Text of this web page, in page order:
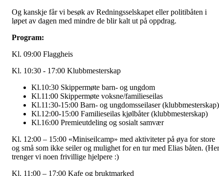
Og kanskje får vi besøk av Redningsselskapet eller politibåten i
løpet av dagen med mindre de blir kalt ut på oppdrag.
Program:
Kl. 09:00 Flaggheis
Kl. 10:30 - 17:00 Klubbmesterskap
Kl.10:30 Skippermøte barn- og ungdom
Kl.11:00 Skippermøte voksne/familieseilas
Kl.11:30-15:00 Barn- og ungdomsseilaser (klubbmesterskap)
Kl.12:00-15:00 Familieseilas kjølbåter (klubbmesterskap)
Kl.16:00 Premieutdeling og sosialt samvær
Kl. 12:00 – 15:00 «Miniseilcamp» med aktiviteter på øya for store
og små som ikke seiler og mulighet for en tur med Elias båten. (Her
trenger vi noen frivillige hjelpere :)
Kl. 11:00 – 17:00 Kafe og bruktmarked